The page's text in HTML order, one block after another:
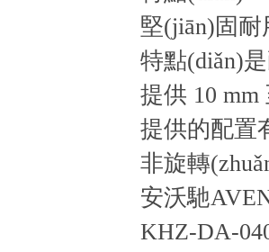
堅(jiān)固
特點(diǎn)
提供 10 mm
提供的配置
非旋轉
安沃馳
KHZ-DA-